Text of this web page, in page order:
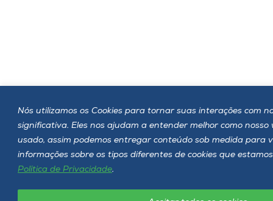
Nós utilizamos os Cookies para tornar suas interações com
significativa. Eles nos ajudam a entender melhor como nosso
usado, assim podemos entregar conteúdo sob medida para
informações sobre os tipos diferentes de cookies que
Política de Privacidade.